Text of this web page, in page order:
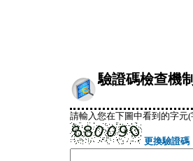
驗證碼檢查機制
請輸入您在下圖中看到的字元
更換驗證碼